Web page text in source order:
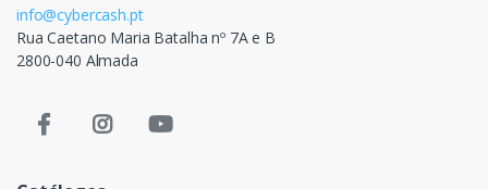
info@cybercash.pt
Rua Caetano Maria Batalha nº 7A e B
2800-040 Almada